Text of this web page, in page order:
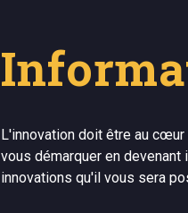
L'innovation doit être au
vous démarquer en
innovations qu'il vous sera